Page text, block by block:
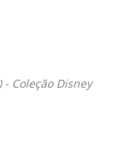
Coleção Disney